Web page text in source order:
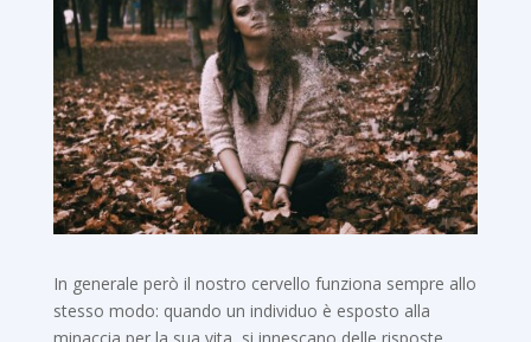
In generale però il nostro cervello funziona sempre allo
stesso modo: quando un individuo è esposto alla